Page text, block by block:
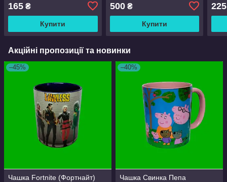
165 ₴
Купити
500₴
Купити
225
Акційні пропозиції та новинки
–45%
Чашка Fortnite (Фортнайт)
–40%
Чашка Свинка Пепа